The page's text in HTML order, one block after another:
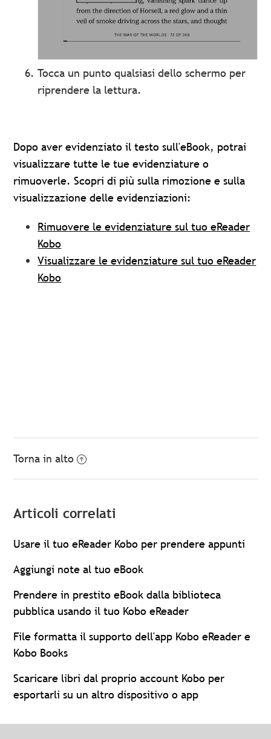
Tocca un punto qualsiasi dello schermo per
riprendere la lettura.
Dopo aver evidenziato il testo sull'eBook, potrai
visualizzare tutte le tue evidenziature o
rimuoverle. Scopri di più sulla rimozione e sulla
visualizzazione delle evidenziazioni:
Rimuovere le evidenziature sul tuo eReader
Kobo
Visualizzare le evidenziature sul tuo eReader
Kobo
Torna in alto
Articoli correlati
Usare il tuo eReader Kobo per prendere appunti
Aggiungi note al tuo eBook
Prendere in prestito eBook dalla biblioteca
pubblica usando il tuo Kobo eReader
File formatta il supporto dell'app Kobo eReader e
Kobo Books
Scaricare libri dal proprio account Kobo per
esportarli su un altro dispositivo o app